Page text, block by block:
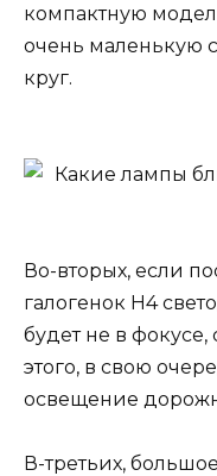
компактную
очень маленькую
круг.
Во-вторых, если
галогенок H4
будет не в фокусе,
этого, в свою
освещение
В-третьих,